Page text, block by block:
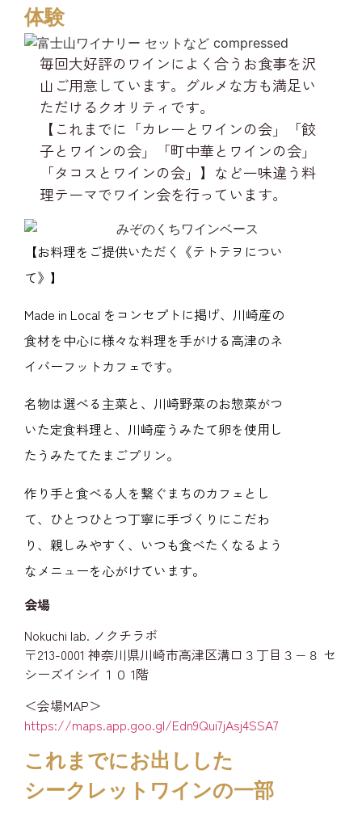
体験​
毎回大好評のワインによく合うお食事を沢
山ご用意しています。グルメな方も満足い
ただけるクオリティです。
【これまでに「カレーとワインの会」「餃
子とワインの会」「町中華とワインの会」
「タコスとワインの会」】など一味違う料
理テーマでワイン会を行っています。
【お料理をご提供いただく 《テトテヲについ
て》】
Made in Local をコンセプトに掲げ、川崎産の
食材を中心に様々な料理を手がける高津のネ
イバーフットカフェです。
名物は選べる主菜と、川崎野菜のお惣菜がつ
いた定食料理と、川崎産うみたて卵を使用し
たうみたてたまごプリン。
作り手と食べる人を繋ぐまちのカフェとし
て、ひとつひとつ丁寧に手づくりにこだわ
り、親しみやすく、いつも食べたくなるよう
なメニューを心がけています。
会場
Nokuchi lab. ノクチラボ
〒213-0001 神奈川県川崎市高津区溝口３丁目３−８ セ
シーズイシイ１０ 1階
＜会場MAP＞
https://maps.app.goo.gl/Edn9Qui7jAsj4SSA7
これまでにお出しした
シークレットワインの一部​